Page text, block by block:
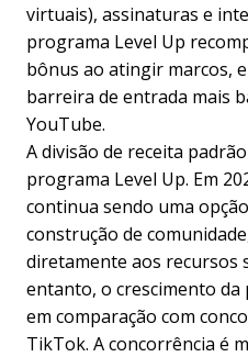
virtuais), assinaturas e
programa Level Up
bônus ao atingir marcos,
barreira de entrada mais
YouTube.
A divisão de receita
programa Level Up. Em
continua sendo uma
construção de
diretamente aos recursos
entanto, o crescimento
em comparação com
TikTok. A concorrência é